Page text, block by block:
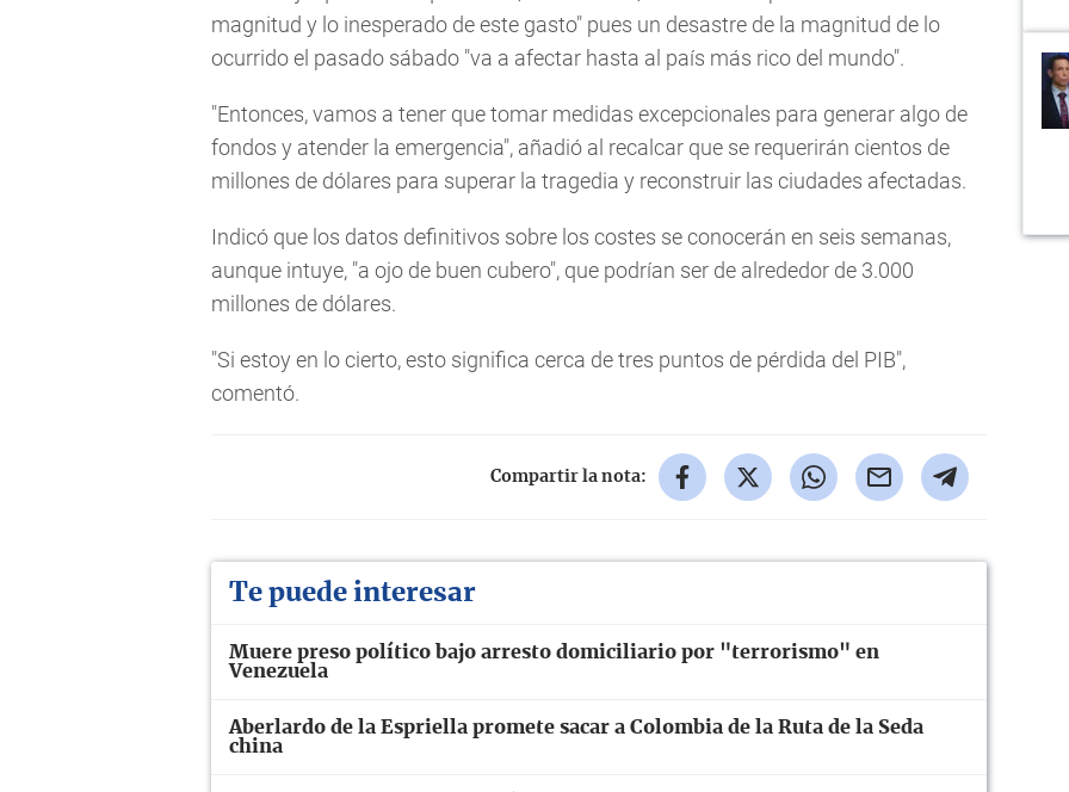
magnitud y lo inesperado de este gasto" pues un desastre de la magnitud de lo
ocurrido el pasado sábado "va a afectar hasta al país más rico del mundo".
"Entonces, vamos a tener que tomar medidas excepcionales para generar algo de
fondos y atender la emergencia", añadió al recalcar que se requerirán cientos de
millones de dólares para superar la tragedia y reconstruir las ciudades afectadas.
Indicó que los datos definitivos sobre los costes se conocerán en seis semanas,
aunque intuye, "a ojo de buen cubero", que podrían ser de alrededor de 3.000
millones de dólares.
"Si estoy en lo cierto, esto significa cerca de tres puntos de pérdida del PIB",
comentó.
Compartir la nota:
Te puede interesar
Muere preso político bajo arresto domiciliario por "terrorismo" en
Venezuela
Aberlardo de la Espriella promete sacar a Colombia de la Ruta de la Seda
china